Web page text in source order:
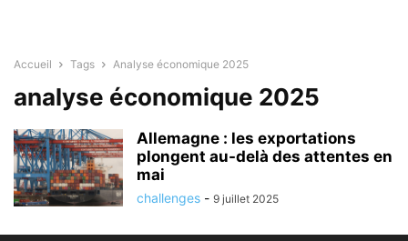
Accueil Tags Analyse économique 2025
analyse économique 2025
Allemagne : les exportations
plongent au-delà des attentes en
mai
challenges - 9 juillet 2025